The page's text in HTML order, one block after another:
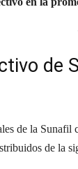
de
de la Sunafil
de la